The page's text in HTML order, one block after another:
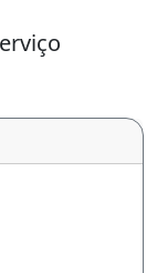
com